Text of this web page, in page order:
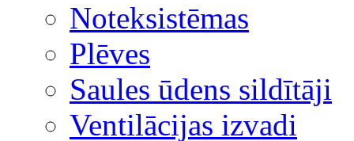
Noteksistēmas
Plēves
Saules ūdens sildītāji
Ventilācijas izvadi